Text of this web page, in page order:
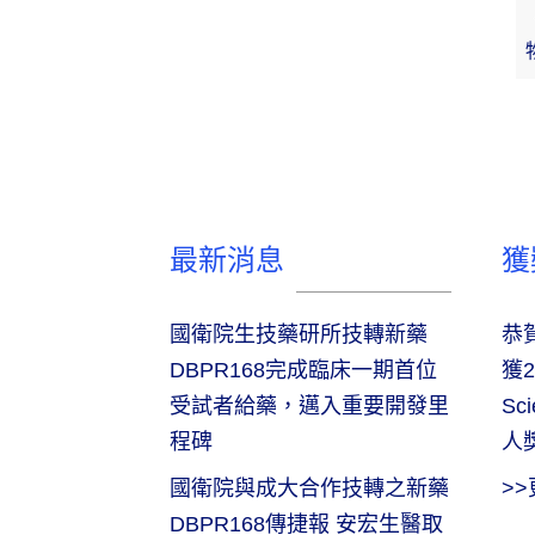
最新消息
國衛院生技藥研所技轉新藥
DBPR168完成臨床一期首位
受試者給藥，邁入重要開發里
程碑
國衛院與成大合作技轉之新藥
DBPR168傳捷報 安宏生醫取
恭
獲
人
>>